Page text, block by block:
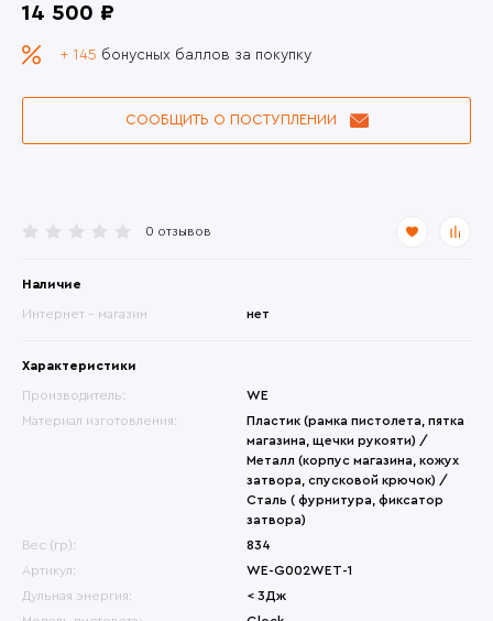
0 отзывов
Наличие
Интернет - магазин нет
Характеристики
Производитель:
WE
Материал изготовления:
Пластик (рамка пистолета, пятка
магазина, щечки рукояти) /
Металл (корпус магазина, кожух
затвора, спусковой крючок) /
Сталь ( фурнитура, фиксатор
затвора)
Вес (гр):
834
Артикул:
WE-G002WET-1
Дульная энергия:
< 3Дж
14 500 ₽
+ 145 бонусных баллов за покупку
СООБЩИТЬ О ПОСТУПЛЕНИИ